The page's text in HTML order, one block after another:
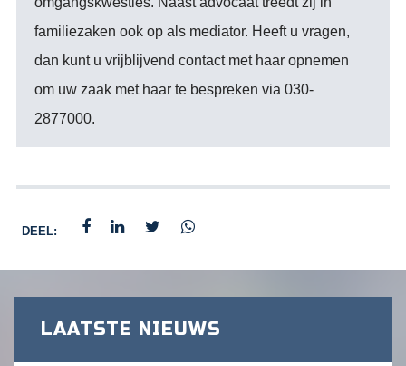
familiezaken ook op als mediator. Heeft u vragen,
dan kunt u vrijblijvend contact met haar opnemen
om uw zaak met haar te bespreken via 030-
2877000.
DEEL:
LAATSTE NIEUWS